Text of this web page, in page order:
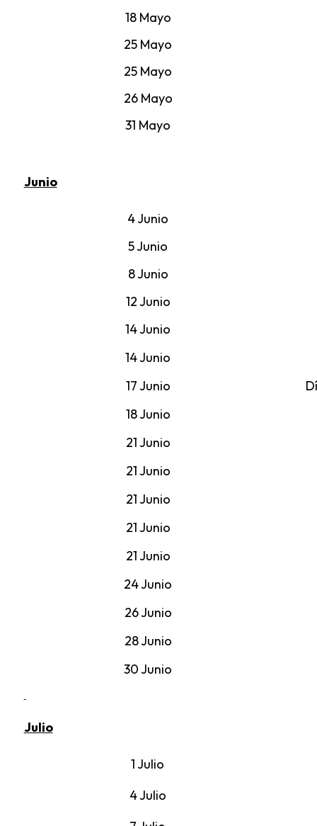
18 Mayo
25 Mayo
25 Mayo
26 Mayo
31 Mayo
Junio
4 Junio
5 Junio
8 Junio
12 Junio
14 Junio
14 Junio
17 Junio
18 Junio
21 Junio
21 Junio
21 Junio
21 Junio
21 Junio
24 Junio
26 Junio
28 Junio
30 Junio
Julio
1 Julio
4 Julio